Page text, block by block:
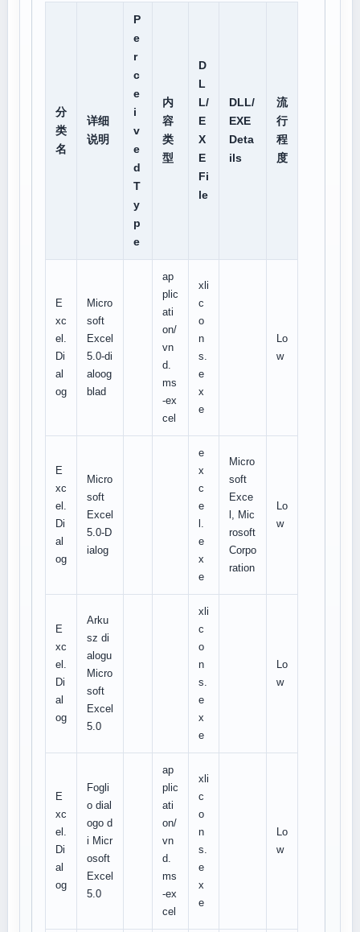
分
类
名
详细
说明
P
e
r
c
e
i
v
e
d
T
y
p
e
内
容
类
型
D
L
L/
E
X
E
Fi
le
DLL/
EXE
Deta
ils
流
行
程
度
E
xc
el.
Di
al
og
Micro
soft
Excel
5.0-di
aloog
blad
ap
plic
ati
on/
vn
d.
ms
-ex
cel
xli
c
o
n
s.
e
x
e
Lo
w
E
xc
el.
Di
al
og
Micro
soft
Excel
5.0-D
ialog
e
x
c
e
l.
e
x
e
Micro
soft
Exce
l, Mic
rosoft
Corpo
ration
Lo
w
E
xc
el.
Di
al
og
Arku
sz di
alogu
Micro
soft
Excel
5.0
xli
c
o
n
s.
e
x
e
Lo
w
E
xc
el.
Di
al
og
Fogli
o dial
ogo d
i Micr
osoft
Excel
5.0
ap
plic
ati
on/
vn
d.
ms
-ex
cel
xli
c
o
n
s.
e
x
e
Lo
w